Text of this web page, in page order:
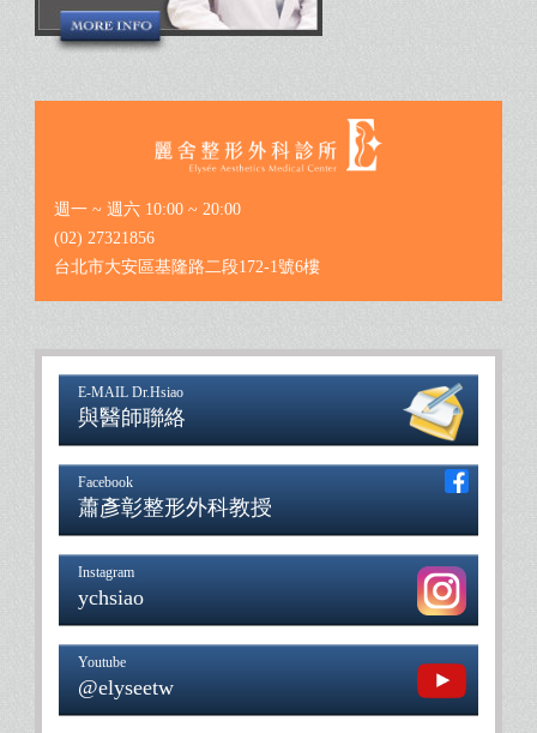
週一 ~ 週六 10:00 ~ 20:00
(02) 27321856
台北市大安區基隆路二段172-1號6樓
E-MAIL Dr.Hsiao
與醫師聯絡
Facebook
蕭彥彰整形外科教授
Instagram
ychsiao
Youtube
@elyseetw